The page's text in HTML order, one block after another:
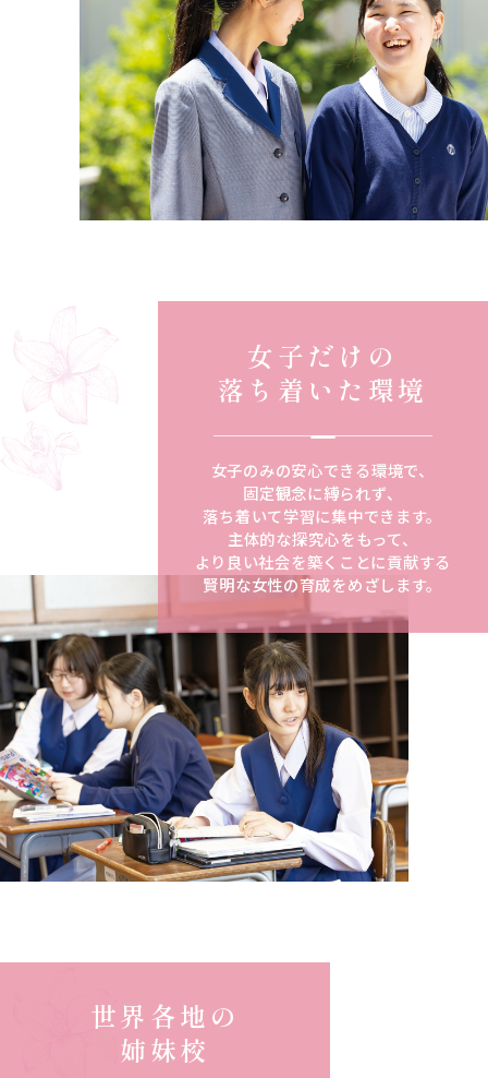
女子だけの
落ち着いた環境
女子のみの安心できる環境で、
固定観念に縛られず、
落ち着いて学習に集中できます。
主体的な探究心をもって、
より良い社会を築くことに貢献する
賢明な女性の育成をめざします。
世界各地の
姉妹校